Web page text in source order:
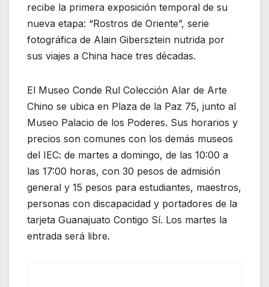
recibe la primera exposición temporal de su
nueva etapa: “Rostros de Oriente”, serie
fotográfica de Alain Gibersztein nutrida por
sus viajes a China hace tres décadas.
El Museo Conde Rul Colección Alar de Arte
Chino se ubica en Plaza de la Paz 75, junto al
Museo Palacio de los Poderes. Sus horarios y
precios son comunes con los demás museos
del IEC: de martes a domingo, de las 10:00 a
las 17:00 horas, con 30 pesos de admisión
general y 15 pesos para estudiantes, maestros,
personas con discapacidad y portadores de la
tarjeta Guanajuato Contigo Sí. Los martes la
entrada será libre.